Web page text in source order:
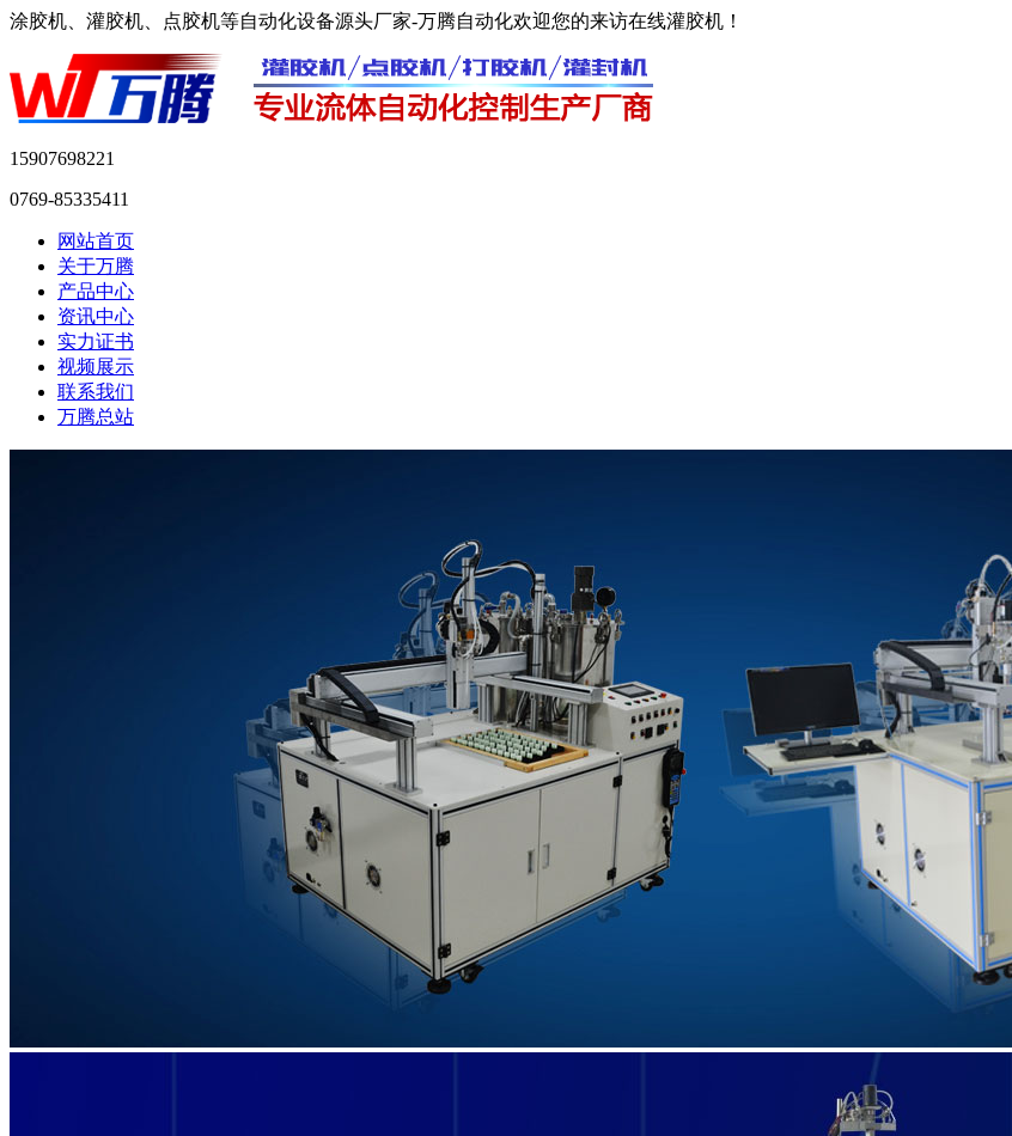
涂胶机、灌胶机、点胶机等自动化设备源头厂家-万腾自动化欢迎您的来访在线灌胶机！
15907698221
0769-85335411
网站首页
关于万腾
产品中心
资讯中心
实力证书
视频展示
联系我们
万腾总站